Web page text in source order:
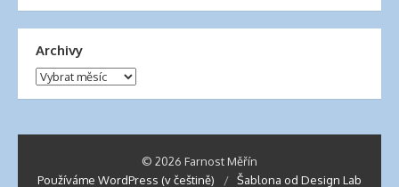
Archivy
Archivy
© 2026 Farnost Měřín
Používáme WordPress (v češtině)
/ Šablona od Design Lab